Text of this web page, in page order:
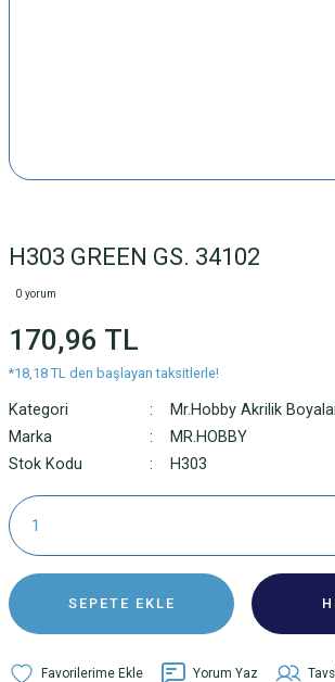
H303 GREEN GS. 34102
0 yorum
170,96 TL
*18,18 TL den başlayan taksitlerle!
Kategori
Mr.Hobby Akrilik
Marka
MR.HOBBY
Stok Kodu
H303
SEPETE EKLE
Yorum Yaz